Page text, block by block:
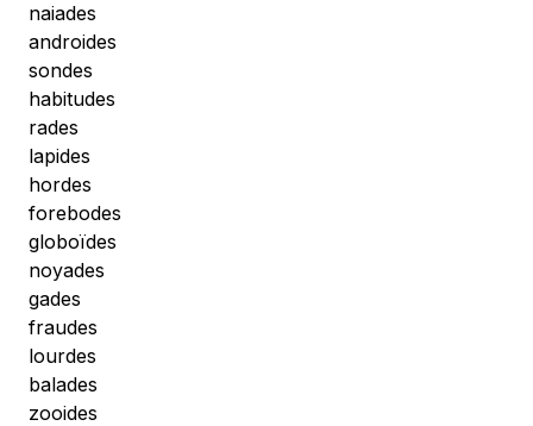
naiades
androides
sondes
habitudes
rades
lapides
hordes
forebodes
globoïdes
noyades
gades
fraudes
lourdes
balades
zooides